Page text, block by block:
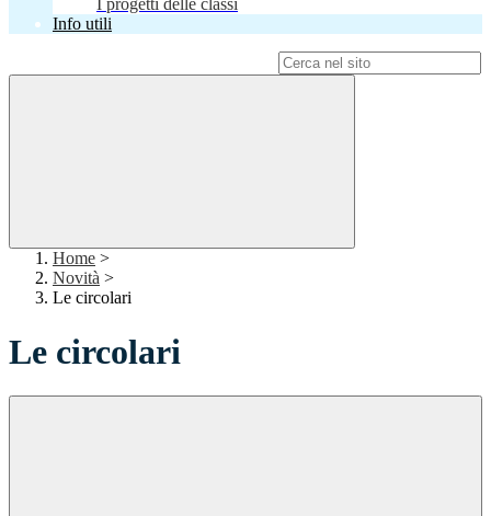
I progetti delle classi
Info utili
Home >
Novità >
Le circolari
Le circolari